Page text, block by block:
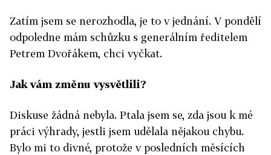
Zatím jsem se nerozhodla, je to v jednání. V pondělí
odpoledne mám schůzku s generálním ředitelem
Petrem Dvořákem, chci vyčkat.
Jak vám změnu vysvětlili?
Diskuse žádná nebyla. Ptala jsem se, zda jsou k mé
práci výhrady, jestli jsem udělala nějakou chybu.
Bylo mi to divné, protože v posledních měsících